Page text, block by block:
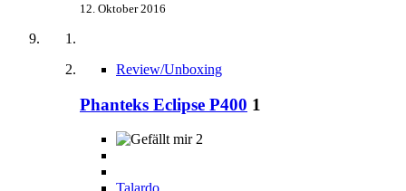
12. Oktober 2016
Review/Unboxing
Phanteks Eclipse P400 1
2